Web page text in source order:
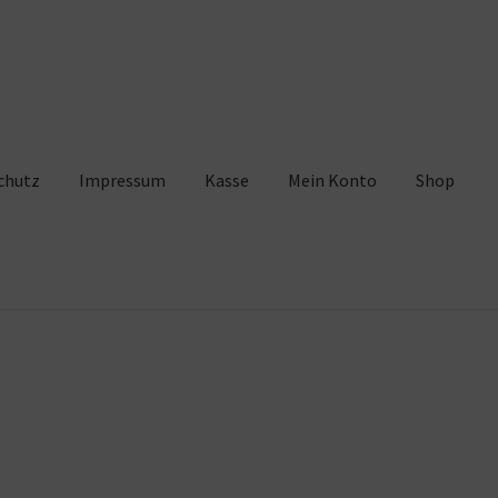
Impressum Kasse Mein Konto Shop